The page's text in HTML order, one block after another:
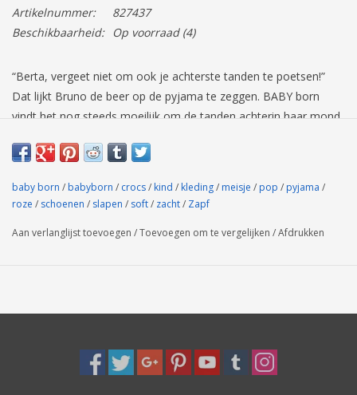
Artikelnummer:
827437
Beschikbaarheid:
Op voorraad(4)
“Berta, vergeet niet om ook je achterste tanden te poetsen!”
Dat lijkt Bruno de beer op de pyjama te zeggen. BABY born
vindt het nog steeds moeilijk om de tanden achterin haar mond
poetsen van haar tanden. Vooral als ze haar pyjama met korte
druppelprint en roze top. Ze draagt roze schoenen met speldjes,
Tanden poetsen in stijl, zogezegd.
en stimuleert creatief rollenspel
BABY born Bad Pyjama (43 cm) met eendelig kledingstuk en
baby born / babyborn / crocs/ kind / kleding/ meisje / pop / pyjama /
roze / schoenen / slapen / soft/ zacht/ Zapf
Aan verlanglijst toevoegen /Toevoegen om te vergelijken /Afdrukken